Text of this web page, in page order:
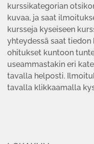
kurssikategorian
kuvaa, ja saat
kursseja kyseiseen
yhteydessä saat
ohitukset kuntoon
useammastakin eri
tavalla helposti.
tavalla klikkaamalla